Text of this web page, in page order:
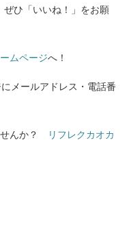
ぜひ「いいね！」をお願
ムページへ！
メールアドレス・電話番
んか？
リフレクカオカ